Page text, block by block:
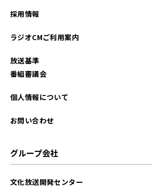
2025年09月
2025年06月
採用情報
ラジオCMご利用案内
放送基準
番組審議会
個人情報について
お問い合わせ
グループ会社
文化放送開発センター